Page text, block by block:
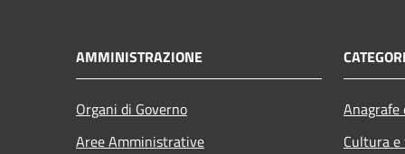
AMMINISTRAZIONE
Organi di Governo
Aree Amministrative
Cultura